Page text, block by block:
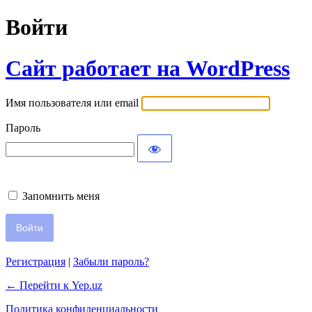
Войти
Сайт работает на WordPress
Имя пользователя или email
Пароль
Запомнить меня
Регистрация | Забыли пароль?
← Перейти к Yep.uz
Политика конфиденциальности